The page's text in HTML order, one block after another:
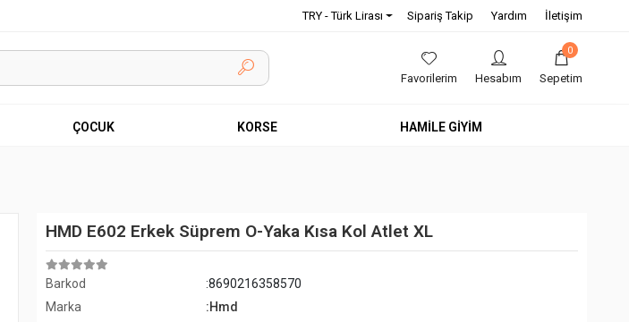
TRY - Türk Lirası Sipariş Takip Yardım İletişim
Favorilerim Hesabım
0
Sepetim
ÇOCUK KORSE HAMİLE GİYİM
HMD E602 Erkek Süprem O-Yaka Kısa Kol Atlet XL
Barkod
:8690216358570
Marka
:Hmd